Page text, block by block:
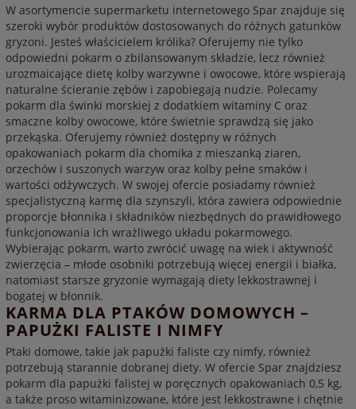
W asortymencie supermarketu internetowego Spar znajduje się
szeroki wybór produktów dostosowanych do różnych gatunków
gryzoni. Jesteś właścicielem królika? Oferujemy nie tylko
odpowiedni pokarm o zbilansowanym składzie, lecz również
urozmaicające dietę kolby warzywne i owocowe, które wspierają
naturalne ścieranie zębów i zapobiegają nudzie. Polecamy
pokarm dla świnki morskiej z dodatkiem witaminy C oraz
smaczne kolby owocowe, które świetnie sprawdzą się jako
przekąska. Oferujemy również dostępny w różnych
opakowaniach pokarm dla chomika z mieszanką ziaren,
orzechów i suszonych warzyw oraz kolby pełne smaków i
wartości odżywczych. W swojej ofercie posiadamy również
specjalistyczną karmę dla szynszyli, która zawiera odpowiednie
proporcje błonnika i składników niezbędnych do prawidłowego
funkcjonowania ich wrażliwego układu pokarmowego.
Wybierając pokarm, warto zwrócić uwagę na wiek i aktywność
zwierzęcia – młode osobniki potrzebują więcej energii i białka,
natomiast starsze gryzonie wymagają diety lekkostrawnej i
bogatej w błonnik.
KARMA DLA PTAKÓW DOMOWYCH –
PAPUŻKI FALISTE I NIMFY
Ptaki domowe, takie jak papużki faliste czy nimfy, również
potrzebują starannie dobranej diety. W ofercie Spar znajdziesz
pokarm dla papużki falistej w poręcznych opakowaniach 0,5 kg,
a także proso witaminizowane, które jest lekkostrawne i chętnie